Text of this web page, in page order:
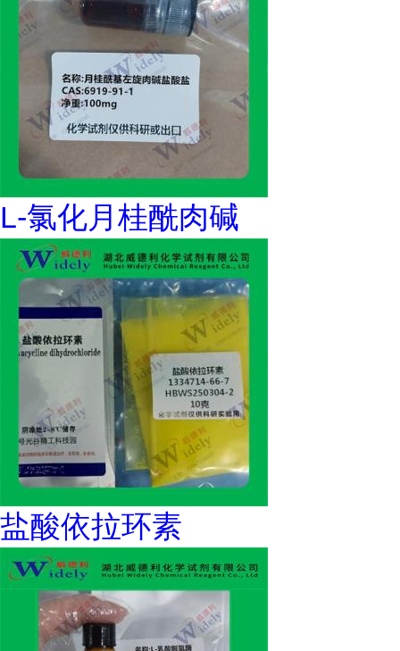
L-氯化月桂酰肉碱
盐酸依拉环素